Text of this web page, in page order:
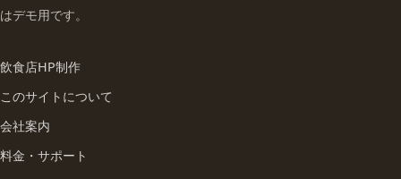
はデモ用です。
飲食店HP制作
このサイトについて
会社案内
料金・サポート